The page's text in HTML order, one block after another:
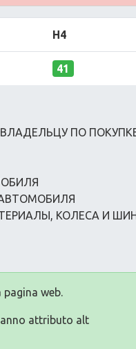
H4
41
ПО
АВТОМОБИЛЯ
КОЛЕСА И
web.
attributo alt